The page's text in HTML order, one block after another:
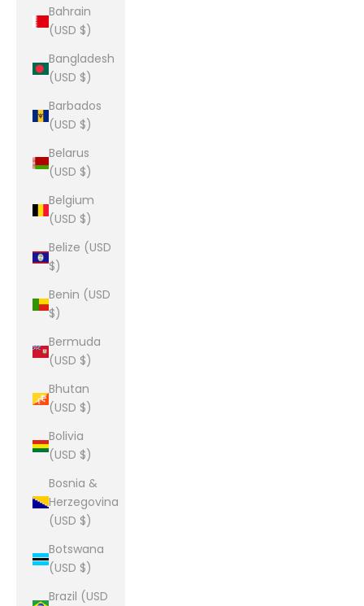
Bahrain
(USD $)
Bangladesh
(USD $)
Barbados
(USD $)
Belarus
(USD $)
Belgium
(USD $)
Belize (USD
$)
Benin (USD
$)
Bermuda
(USD $)
Bhutan
(USD $)
Bolivia
(USD $)
Bosnia &
Herzegovina
(USD $)
Botswana
(USD $)
Brazil (USD